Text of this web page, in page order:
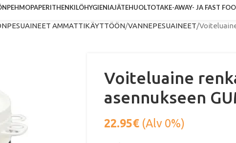
PEHMOPAPERITHENKILÖHYGIENIAJÄTEHUOLTOTAKE-AWAY- JA FAST
AMMATTIKÄYTTÖÖN VANNEPESUAINEET
Voiteluaine
asennukseen
22.95€(Alv 0%)